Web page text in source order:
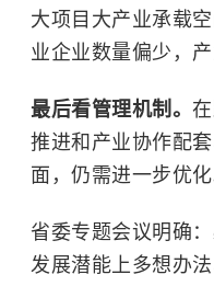
大项目大产业承载
业企业数量偏少，
最后看管理机制。
推进和产业协作配
面，仍需进一步优化
省委专题会议明确
发展潜能上多想办